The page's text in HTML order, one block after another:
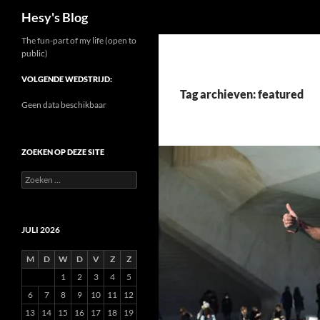
Hesy's Blog
Tag archieven: featured
The fun-part of my life (open to
public)
VOLGENDE WEDSTRIJD:
Geen data beschikbaar
ZOEKEN OP DEZE SITE
Zoeken
naar:
JULI 2026
M D W D V Z
Z
1
2 3 4
5
6
7 8 9 10 11
12
13
14 15 16 17 18
19